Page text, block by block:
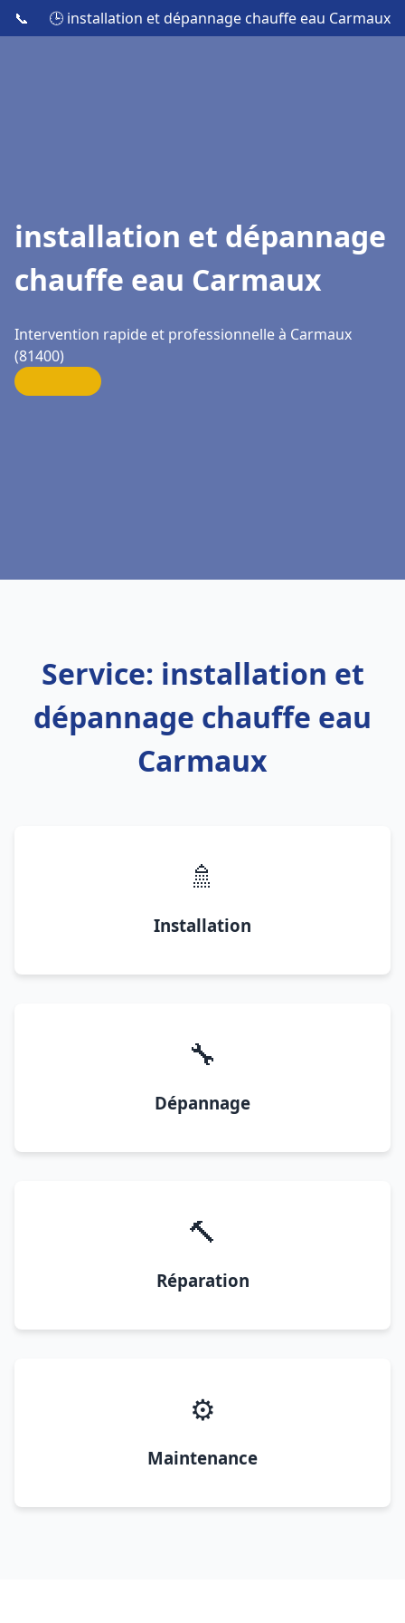
📞 🕒 installation et dépannage chauffe eau Carmaux
installation et dépannage
chauffe eau Carmaux
Intervention rapide et professionnelle à Carmaux
(81400)
Service: installation et
dépannage chauffe eau
Carmaux
🚿
Installation
🔧
Dépannage
🔨
Réparation
⚙️
Maintenance